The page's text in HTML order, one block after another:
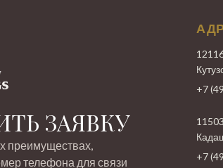
ЗАЯВКУ
преимуществах,
телефона для связи
+7
+7